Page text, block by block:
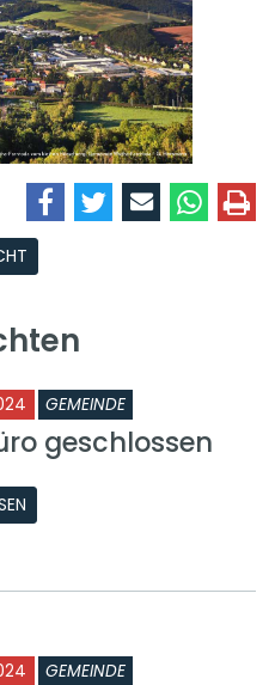
GEMEINDE
geschlossen
GEMEINDE